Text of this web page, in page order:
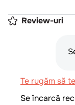
Review-uri
Te rugăm să
Se încarcă